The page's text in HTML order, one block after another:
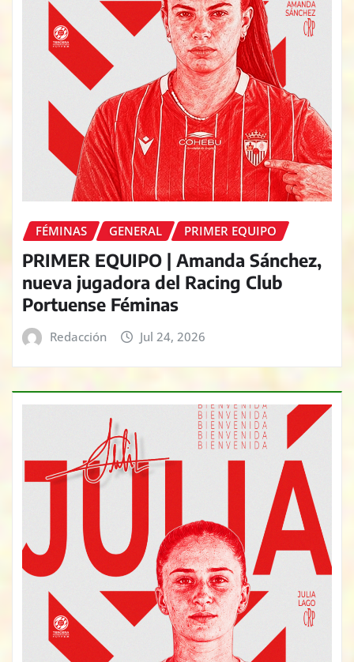
FÉMINAS GENERAL PRIMER EQUIPO
PRIMER EQUIPO | Amanda Sánchez,
nueva jugadora del Racing Club
Portuense Féminas
Redacción Jul 24, 2026